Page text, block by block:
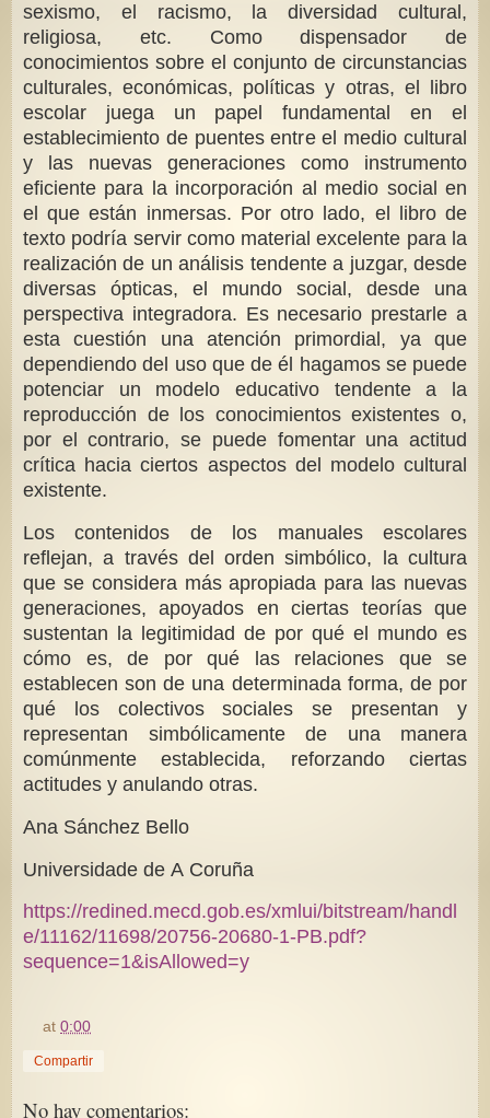
sexismo, el racismo, la diversidad cultural,
religiosa, etc. Como dispensador de
conocimientos sobre el conjunto de circunstancias
culturales, económicas, políticas y otras, el libro
escolar juega un papel fundamental en el
establecimiento de puentes entre el medio cultural
y las nuevas generaciones como instrumento
eficiente para la incorporación al medio social en
el que están inmersas. Por otro lado, el libro de
texto podría servir como material excelente para la
realización de un análisis tendente a juzgar, desde
diversas ópticas, el mundo social, desde una
perspectiva integradora. Es necesario prestarle a
esta cuestión una atención primordial, ya que
dependiendo del uso que de él hagamos se puede
potenciar un modelo educativo tendente a la
reproducción de los conocimientos existentes o,
por el contrario, se puede fomentar una actitud
crítica hacia ciertos aspectos del modelo cultural
existente.
Los contenidos de los manuales escolares
reflejan, a través del orden simbólico, la cultura
que se considera más apropiada para las nuevas
generaciones, apoyados en ciertas teorías que
sustentan la legitimidad de por qué el mundo es
cómo es, de por qué las relaciones que se
establecen son de una determinada forma, de por
qué los colectivos sociales se presentan y
representan simbólicamente de una manera
comúnmente establecida, reforzando ciertas
actitudes y anulando otras.
Ana Sánchez Bello
Universidade de A Coruña
https://redined.mecd.gob.es/xmlui/bitstream/handl
e/11162/11698/20756-20680-1-PB.pdf?
sequence=1&isAllowed=y
at0:00
Compartir
No hay comentarios: